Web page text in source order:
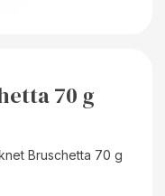
70 g
Bruschetta 70 g